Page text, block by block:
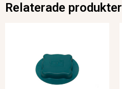
Relaterade produkter